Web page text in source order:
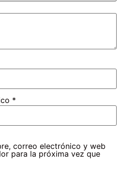
*
correo electrónico y web
para la próxima vez que